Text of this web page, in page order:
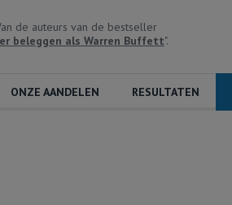
de auteurs van de bestseller
beleggen als Warren Buffett".
ONZE AANDELEN RESULTATEN